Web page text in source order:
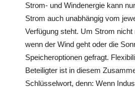
Strom- und Windenergie kann
Strom auch unabhängig vom
Verfügung steht. Um Strom
wenn der Wind geht oder die
Speicheroptionen gefragt.
Beteiligter ist in diesem
Schlüsselwort, denn: Wenn